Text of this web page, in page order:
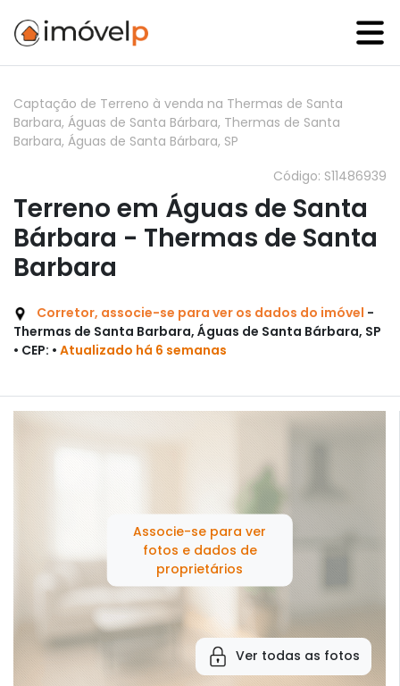
Captação de Terreno à venda na Thermas de Santa
Barbara, Águas de Santa Bárbara, Thermas de Santa
Barbara, Águas de Santa Bárbara, SP
Código: S11486939
Terreno em Águas de Santa
Bárbara - Thermas de Santa
Barbara
Corretor, associe-se para ver os dados do imóvel -
Thermas de Santa Barbara, Águas de Santa Bárbara, SP
• CEP: • Atualizado há 6 semanas
Associe-se para ver
fotos e dados de
proprietários
Ver todas as fotos